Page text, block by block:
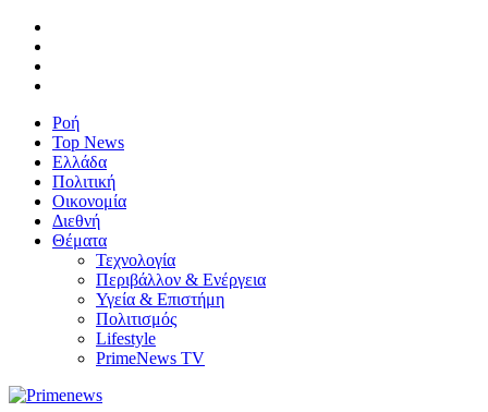
Ροή
Top News
Ελλάδα
Πολιτική
Οικονομία
Διεθνή
Θέματα
Τεχνολογία
Περιβάλλον & Ενέργεια
Υγεία & Επιστήμη
Πολιτισμός
Lifestyle
PrimeNews TV